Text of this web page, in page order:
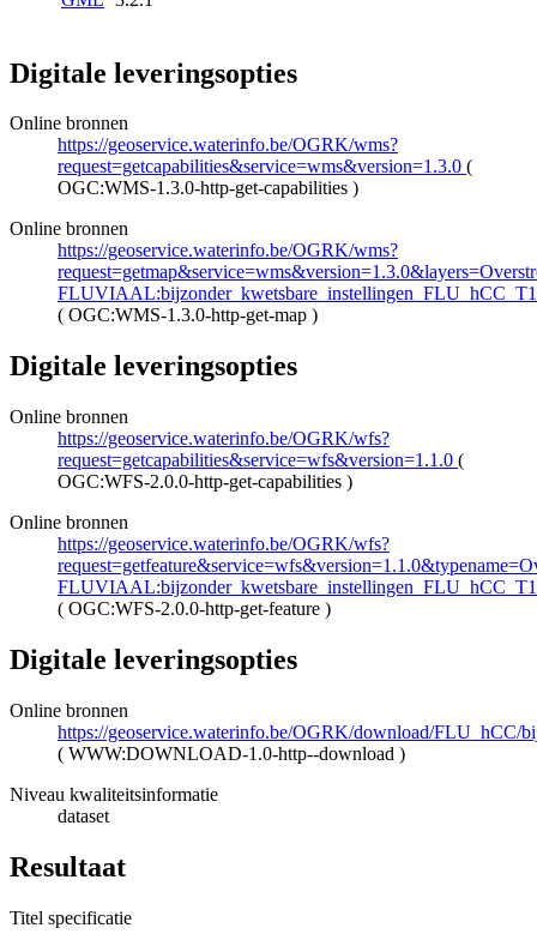
Digitale leveringsopties
Online bronnen
https://geoservice.waterinfo.be/OGRK/wms?
request=getcapabilities&service=wms&version=1.3.0 (
OGC:WMS-1.3.0-http-get-capabilities )
Online bronnen
https://geoservice.waterinfo.be/OGRK/wms?
( OGC:WMS-1.3.0-http-get-map )
Digitale leveringsopties
Online bronnen
https://geoservice.waterinfo.be/OGRK/wfs?
request=getcapabilities&service=wfs&version=1.1.0 (
OGC:WFS-2.0.0-http-get-capabilities )
Online bronnen
https://geoservice.waterinfo.be/OGRK/wfs?
( OGC:WFS-2.0.0-http-get-feature )
Digitale leveringsopties
Online bronnen
https://geoservice.waterinfo.be/OGRK/download/FLU_hCC/
( WWW:DOWNLOAD-1.0-http--download )
Niveau kwaliteitsinformatie
dataset
Resultaat
Titel specificatie